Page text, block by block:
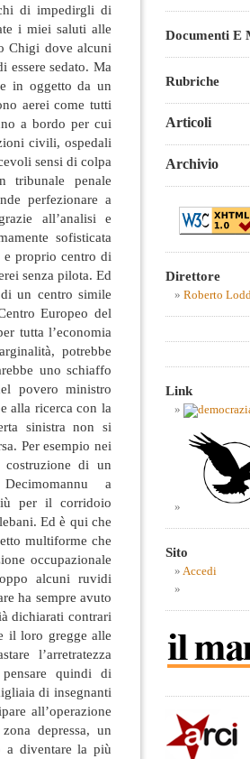
di impedirgli di
i miei saluti alle
Chigi dove alcuni
essere sedato. Ma
in oggetto da un
aerei come tutti
a bordo per cui
civili, ospedali
sensi di colpa
penale
perfezionare a
all’analisi e
sofisticata
proprio centro di
senza pilota. Ed
un centro simile
Europeo del
tutta l’economia
potrebbe
uno schiaffo
povero ministro
alla ricerca con la
sinistra non si
Per esempio nei
di un
a
per il corridoio
Ed è qui che
multiforme che
occupazionale
alcuni ruvidi
ha sempre avuto
dichiarati contrari
il loro gregge alle
l’arretratezza
quindi di
di insegnanti
all’operazione
depressa, un
a diventare la più
Documenti E
Rubriche
Articoli
Archivio
Direttore
Roberto
Link
Sito
Accedi